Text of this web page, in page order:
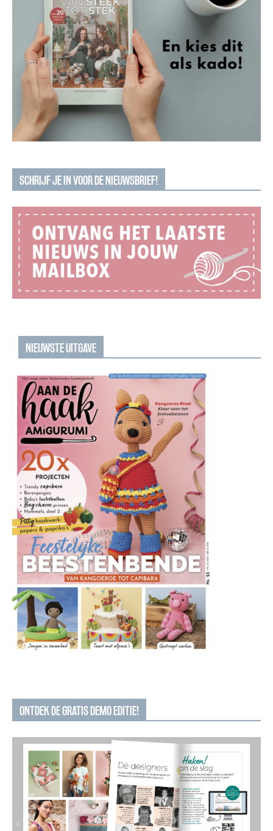
SCHRIJF JE IN VOOR DE NIEUWSBRIEF!
NIEUWSTE UITGAVE
ONTDEK DE GRATIS DEMO EDITIE!